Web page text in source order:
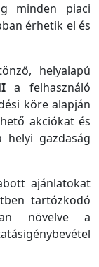
minden piaci
érhetik el és
helyalapú
a felhasználó
köre alapján
akciókat és
helyi gazdaság
ajánlatokat
tartózkodó
növelve a